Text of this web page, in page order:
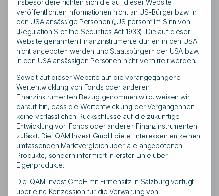
Nach einem erfolgreichen ersten gemeinsamen Jahr
bauen Deka Investment und IQAM Invest ihre
Kompetenz im Bereich quantitativer Produktlösungen
weiter aus. Mit der Auflage des IQAM
AT0000A2W9P5) bieten IQAM Invest und Deka
Investment eine Anlagemöglichkeit, welche auf die
systematische Vereinnahmung von Optionsprämien bei
einem attraktiven Risiko-Ertrags-Profil setzt. Der
Fondsstart erfolgt am 21.04.2022. Deka Investment wird
dabei das Management des Fonds übernehmen und
IQAM Invest als Kapitalverwaltungsgesellschaft agieren.
Insbesondere richten sich die auf dieser Website
veröffentlichten Informationen nicht an US-Bürger bzw. in
den USA ansässige Personen („US person“ im Sinn von
„Regulation S of the Securities Act 1933). Die auf dieser
Website genannten Finanzinstrumente dürfen in den USA
nicht angeboten werden und Staatsbürgern der USA bzw.
in den USA ansässigen Personen nicht vermittelt werden.
Soweit auf dieser Website auf die vorangegangene
Wertentwicklung von Fonds oder anderen
Finanzinstrumenten Bezug genommen wird, weisen wir
darauf hin, dass die Wertentwicklung der Vergangenheit
keine verlässlichen Rückschlüsse auf die zukünftige
Entwicklung von Fonds oder anderen Finanzinstrumenten
zulässt. Die IQAM Invest GmbH bietet Interessenten keinen
umfassenden Marktvergleich über alle angebotenen
Produkte, sondern informiert in erster Linie über
Eigenprodukte.
Die IQAM Invest GmbH mit Firmensitz in Salzburg verfügt
über eine Konzession für die Verwaltung von